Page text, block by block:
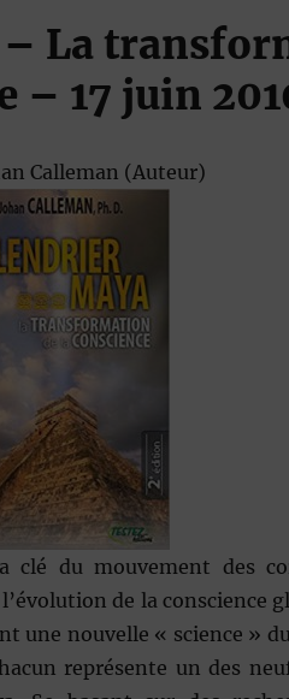
La
– 17 juin
Calleman (Auteur)
clé du mouvement des
de la conscience
une nouvelle « science »
représente un des